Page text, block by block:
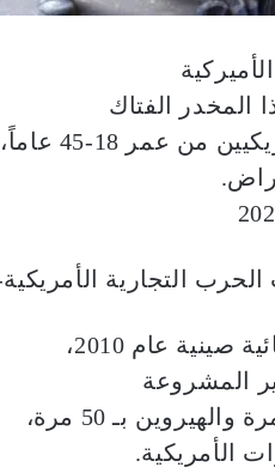
الفتاك
عمر 18-45 عاماً،
التجارية
عام 2010،
المشروعة